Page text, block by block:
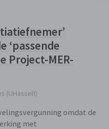
‘passende
Project-MER-
(UHasselt)
omdat de
met